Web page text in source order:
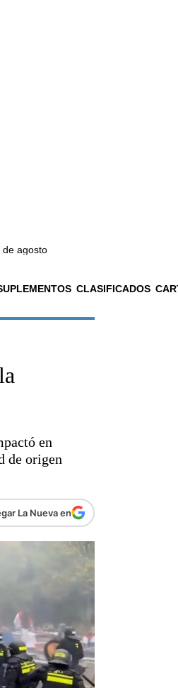
de agosto
CLASIFICADOS
en
de origen
La Nueva en